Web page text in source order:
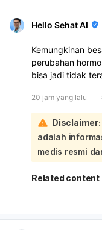
Hello Sehat AI
Kemungkinan
perubahan
bisa jadi tidak
perdarahannya
berulang terus,
Karena Anda
Agustus keluar
sangat mungkin
akibat
memang bisa
dalam
20 jam yang lalu
Disclaimer:
adalah
medis resmi
Related content